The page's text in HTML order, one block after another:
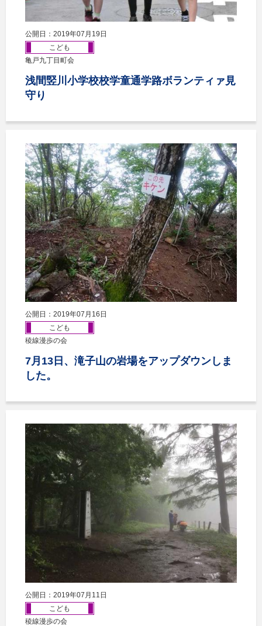
公開日：2019年07月19日
こども
亀戸九丁目町会
浅間竪川小学校校学童通学路ボランティァ見
守り
公開日：2019年07月16日
こども
稜線漫歩の会
7月13日、滝子山の岩場をアップダウンしま
した。
公開日：2019年07月11日
こども
稜線漫歩の会